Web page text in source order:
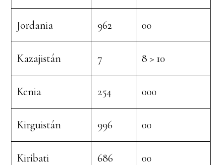
Jordania 962 00
Kazajistán 7 8 > 10
Kenia 254 000
Kirguistán 996 00
Kiribati 686 00